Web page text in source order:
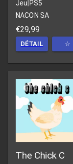
Jeu PS5
NACON SA
€29,99
DÉTAIL ☆
The Chick C